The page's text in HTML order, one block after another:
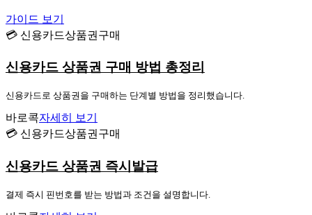
가이드 보기
💳 신용카드상품권구매
신용카드 상품권 구매 방법 총정리
신용카드로 상품권을 구매하는 단계별 방법을 정리했습니다.
바로콕자세히 보기
💳 신용카드상품권구매
신용카드 상품권 즉시발급
결제 즉시 핀번호를 받는 방법과 조건을 설명합니다.